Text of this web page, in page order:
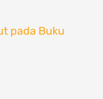
pada Buku